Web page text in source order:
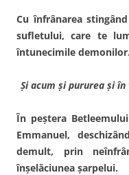
Cu înfrânarea
sufletului, care te
întuneci­mile demonilor.
Şi acum şi pururea şi
În peştera
Emmanuel,
demult, prin
înşelăciunea şar­pelui.